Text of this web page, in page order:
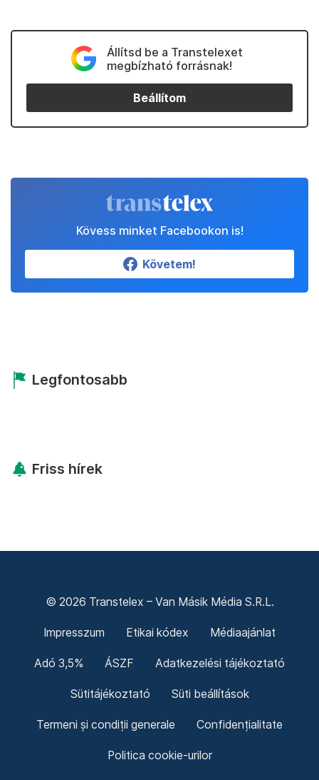
Állítsd be a Transtelexet
megbízható forrásnak!
Beállítom
Kövess minket Facebookon is!
Követem!
Legfontosabb
Friss hírek
© 2026 Transtelex – Van Másik Média S.R.L.
Impresszum Etikai kódex Médiaajánlat
Adó 3,5% ÁSZF Adatkezelési tájékoztató
Sütitájékoztató Süti beállítások
Termeni și condiții generale Confidențialitate
Politica cookie-urilor